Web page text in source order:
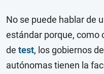
No se puede hablar de
estándar porque, como
de test, los gobiernos
autónomas tienen la